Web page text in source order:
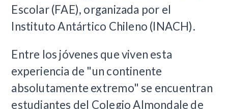
Escolar (FAE), organizada por el
Instituto Antártico Chileno (INACH).
Entre los jóvenes que viven esta
experiencia de "un continente
absolutamente extremo" se encuentran
estudiantes del Colegio Almondale de